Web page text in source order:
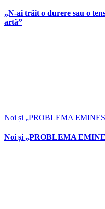
„N-ai trăit o durere sau o
artă”
Noi și „PROBLEMA
Noi și „PROBLEMA